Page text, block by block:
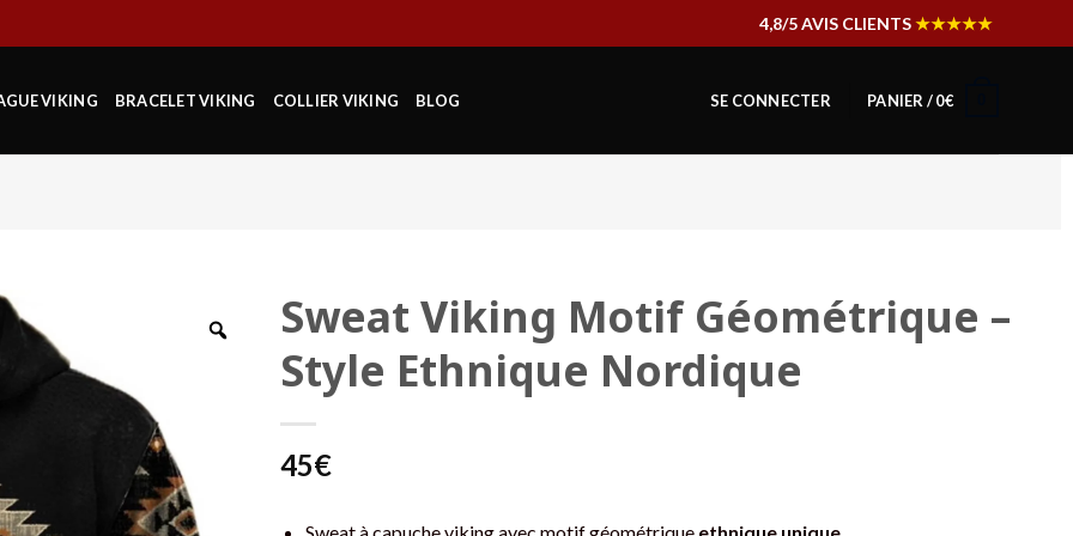
4,8/5 AVIS CLIENTS★★★★★
VIKING BRACELET VIKING COLLIER VIKING BLOG SE CONNECTER PANIER /0€
Sweat Viking Motif Géométrique –
Style Ethnique Nordique
45€